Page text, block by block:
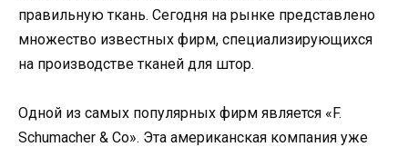
правильную ткань. Сегодня на рынке представлено
множество известных фирм, специализирующихся
на производстве тканей для штор.
Одной из самых популярных фирм является «F.
Schumacher & Co». Эта американская компания уже